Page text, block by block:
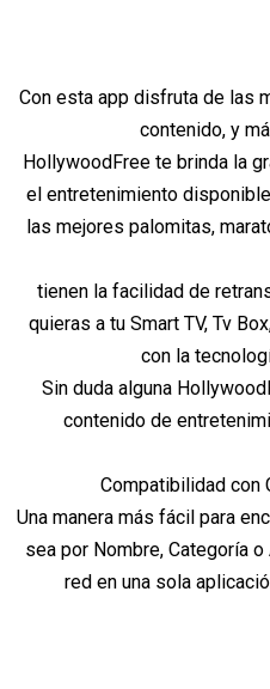
Con esta app disfruta de las
contenido, y
HollywoodFree te brinda la
el entretenimiento
las mejores palomitas,
tienen la facilidad de
quieras a tu Smart TV, Tv
con la
Sin duda alguna
contenido de
Compatibilidad con
Una manera más fácil para
sea por Nombre, Categoría
red en una sola